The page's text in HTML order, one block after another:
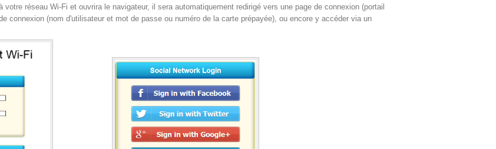
réseau Wi-Fi et ouvrira le navigateur, il sera automatiquement redirigé vers une page de connexion (portail
connexion (nom d'utilisateur et mot de passe ou numéro de la carte prépayée), ou encore y accéder via un